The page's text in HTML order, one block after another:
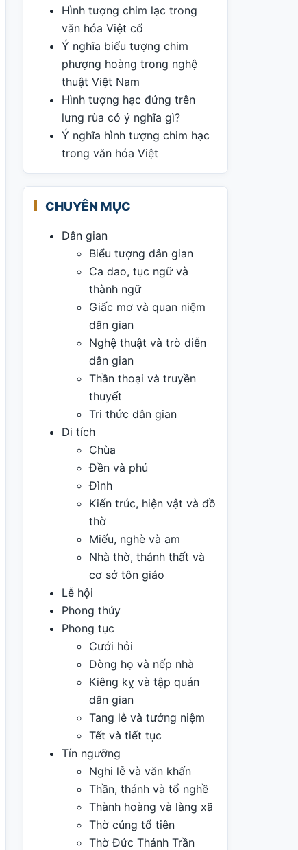
Hình tượng chim lạc trong
văn hóa Việt cổ
Ý nghĩa biểu tượng chim
phượng hoàng trong nghệ
thuật Việt Nam
Hình tượng hạc đứng trên
lưng rùa có ý nghĩa gì?
Ý nghĩa hình tượng chim hạc
trong văn hóa Việt
CHUYÊN MỤC
Dân gian
Biểu tượng dân gian
Ca dao, tục ngữ và
thành ngữ
Giấc mơ và quan niệm
dân gian
Nghệ thuật và trò diễn
dân gian
Thần thoại và truyền
thuyết
Tri thức dân gian
Di tích
Chùa
Đền và phủ
Đình
Kiến trúc, hiện vật và đồ
thờ
Miếu, nghè và am
Nhà thờ, thánh thất và
cơ sở tôn giáo
Lễ hội
Phong thủy
Phong tục
Cưới hỏi
Dòng họ và nếp nhà
Kiêng kỵ và tập quán
dân gian
Tang lễ và tưởng niệm
Tết và tiết tục
Tín ngưỡng
Nghi lễ và văn khấn
Thần, thánh và tổ nghề
Thành hoàng và làng xã
Thờ cúng tổ tiên
Thờ Đức Thánh Trần